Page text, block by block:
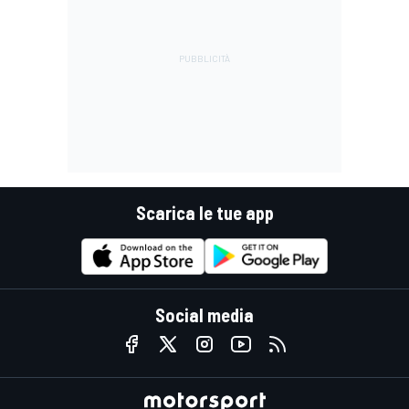
Scarica le tue app
Social media